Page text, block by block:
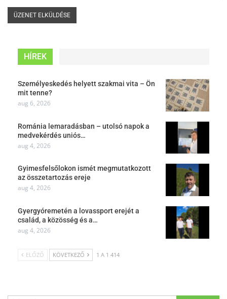
HÍREK
Személyeskedés helyett szakmai vita – Ön
mit tenne?
aug 6, 2026
Románia lemaradásban – utolsó napok a
medvekérdés uniós…
aug 4, 2026
Gyimesfelsőlokon ismét megmutatkozott
az összetartozás ereje
aug 4, 2026
Gyergyóremetén a lovassport erejét a
család, a közösség és a…
aug 4, 2026
ELŐZŐ KÖVETKEZŐ 1 A 1 414